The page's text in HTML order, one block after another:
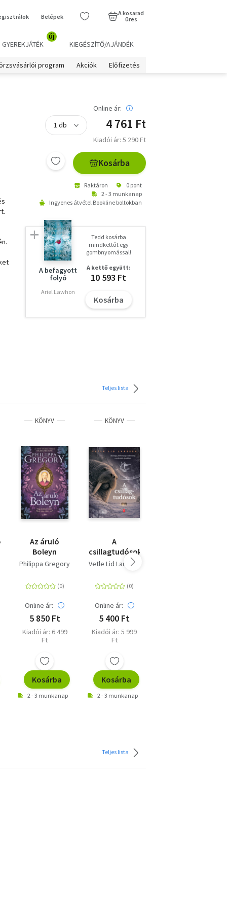
Belépek
A kosarad
üres
GYEREKJÁTÉK
új
KIEGÉSZÍTŐ/AJÁNDÉK
program Akciók Előfizetés
Online ár:
4 761 Ft
Kiadói ár: 5 290 Ft
Kosárba
Raktáron
0 pont
2 - 3 munkanap
Ingyenes átvétel Bookline boltokban
A befagyott
folyó
Ariel Lawhon
Tedd kosárba
mindkettőt egy
gombnyomással!
A kettő együtt:
10 593 Ft
Kosárba
Teljes lista
KÖNYV
Az áruló
Boleyn
Philippa Gregory
Online ár:
5 850 Ft
Kiadói ár: 6 499
Ft
Kosárba
2 - 3 munkanap
KÖNYV
A
csillagtudósok
Vetle Lid Larssen
Online ár:
5 400 Ft
Kiadói ár: 5 999
Ft
Kosárba
2 - 3 munkanap
Teljes lista